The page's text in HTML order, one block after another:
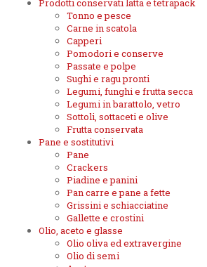
Prodotti conservati latta e tetrapack
Tonno e pesce
Carne in scatola
Capperi
Pomodori e conserve
Passate e polpe
Sughi e ragu pronti
Legumi, funghi e frutta secca
Legumi in barattolo, vetro
Sottoli, sottaceti e olive
Frutta conservata
Pane e sostitutivi
Pane
Crackers
Piadine e panini
Pan carre e pane a fette
Grissini e schiacciatine
Gallette e crostini
Olio, aceto e glasse
Olio oliva ed extravergine
Olio di semi